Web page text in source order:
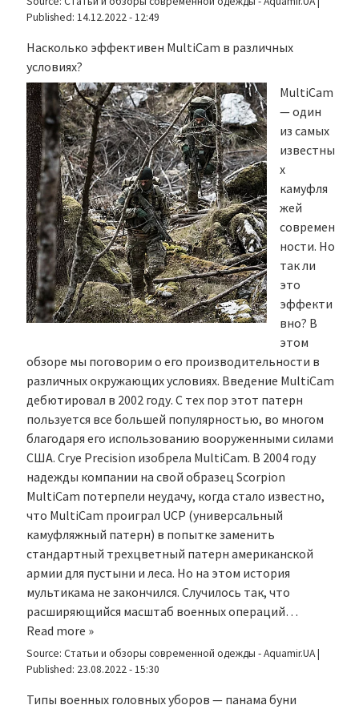
Published: 14.12.2022 - 12:49
Насколько эффективен MultiCam в различных
условиях?
MultiCam
— один
из самых
известны
х
камуфля
жей
современ
ности. Но
так ли
это
эффекти
вно? В
этом
обзоре мы поговорим о его производительности в
различных окружающих условиях. Введение MultiCam
дебютировал в 2002 году. С тех пор этот патерн
пользуется все большей популярностью, во многом
благодаря его использованию вооруженными силами
США. Crye Precision изобрела MultiCam. В 2004 году
надежды компании на свой образец Scorpion
MultiCam потерпели неудачу, когда стало известно,
что MultiCam проиграл UCP (универсальный
камуфляжный патерн) в попытке заменить
стандартный трехцветный патерн американской
армии для пустыни и леса. Но на этом история
мультикама не закончился. Случилось так, что
расширяющийся масштаб военных операций…
Read more »
Source: Статьи и обзоры современной одежды - Aquamir.UA|
Published: 23.08.2022 - 15:30
Типы военных головных уборов — панама буни